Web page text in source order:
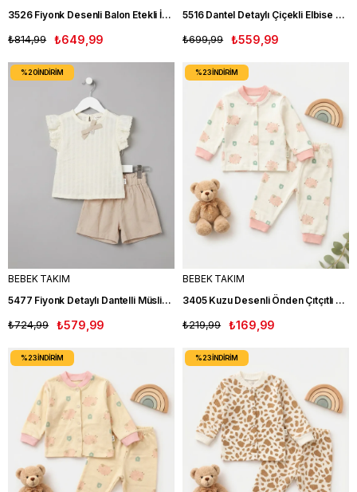
3526 Fiyonk Desenli Balon Etekli İkili Kız Bebe Takım KREM
₺649,99
₺814,99
5516 Dantel Detaylı Çiçekli Elbise KREM
₺559,99
₺699,99
BEBEK TAKIM
5477 Fiyonk Detaylı Dantelli Müslin İkili Kız Bebe Takım KREM
₺579,99
₺724,99
%20İNDIRIM
BEBEK TAKIM
3405 Kuzu Desenli Önden Çıtçıtlı Bebe Takım PEMBE
₺169,99
₺219,99
%23İNDIRIM
%23İNDIRIM %23İNDIRIM